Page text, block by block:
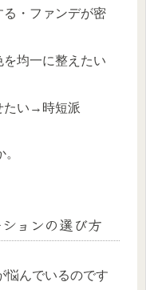
・ファンデが密
均一に整えたい
たい→時短派
ョンの選び方
悩んでいるのです